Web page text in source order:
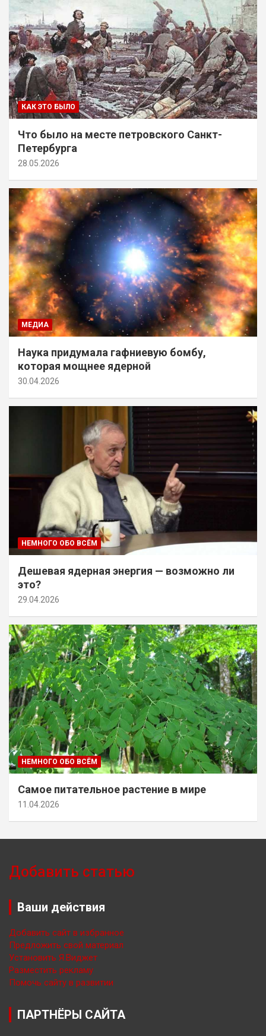
КАК ЭТО БЫЛО
Что было на месте петровского Санкт-
Петербурга
28.05.2026
МЕДИА
Наука придумала гафниевую бомбу,
которая мощнее ядерной
30.04.2026
НЕМНОГО ОБО ВСЁМ
Дешевая ядерная энергия — возможно ли
это?
29.04.2026
НЕМНОГО ОБО ВСЁМ
Самое питательное растение в мире
11.04.2026
Добавить статью
Ваши действия
Добавить сайт в избранное
Предложить свой материал
Установить Я.Виджет
Разместить рекламу
Помочь сайту в развитии
ПАРТНЁРЫ САЙТА